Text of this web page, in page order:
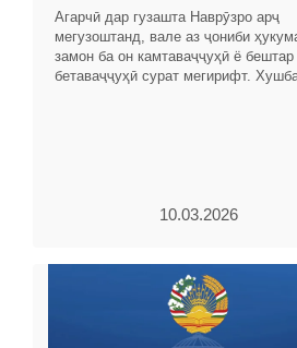
Агарчӣ дар гузашта Наврӯзро арҷ
мегузоштанд, вале аз ҷониби
замон ба он камтаваҷҷуҳӣ ё бештар
бетаваҷҷуҳӣ сурат мегирифт.
10.03.2026